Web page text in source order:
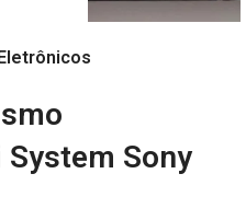
Sony